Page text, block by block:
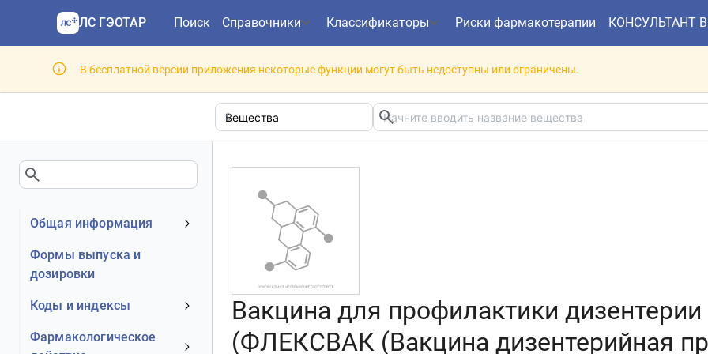
ЛС ГЭОТАР Поиск Справочники Классификаторы Риски фармакотерапии КОНСУЛЬТАНТ
В бесплатной версии приложения некоторые функции могут быть недоступны или ограничены.
Общая информация
Клинико-фармакологическая
группа
Формы выпуска и
дозировки
Коды и индексы
АТХ код
Фармакологическое
Вакцина для профилактики
(ФЛЕКСВАК (Вакцина дизентерийная